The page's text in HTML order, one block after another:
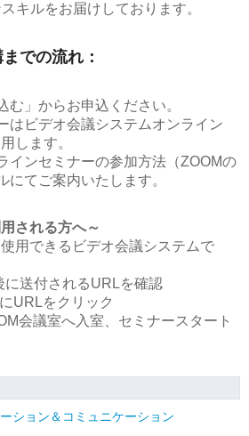
キルをお届けしております。
での流れ：
む」からお申込ください。
はビデオ会議システムオンライン
します。
インセミナーの参加方法（ZOOMの
にてご案内いたします。
される方へ～
用できるビデオ会議システムで
に送付されるURLを確認
URLをクリック
会議室へ入室、セミナースタート
ション＆コミュニケーション